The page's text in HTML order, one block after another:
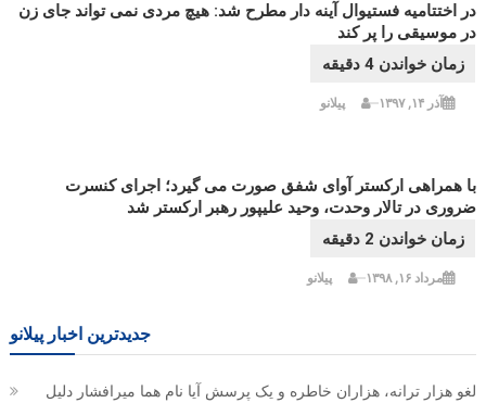
در اختتامیه فستیوال آینه دار مطرح شد: هیچ مردی نمی تواند جای زن
در موسیقی را پر کند
آذر ۱۴, ۱۳۹۷ پیلانو
با همراهی ارکستر آوای شفق صورت می گیرد؛ اجرای کنسرت
ضروری در تالار وحدت، وحید علیپور رهبر ارکستر شد
مرداد ۱۶, ۱۳۹۸ پیلانو
جدیدترین اخبار پیلانو
لغو هزار ترانه، هزاران خاطره و یک پرسش آیا نام هما میرافشار دلیل